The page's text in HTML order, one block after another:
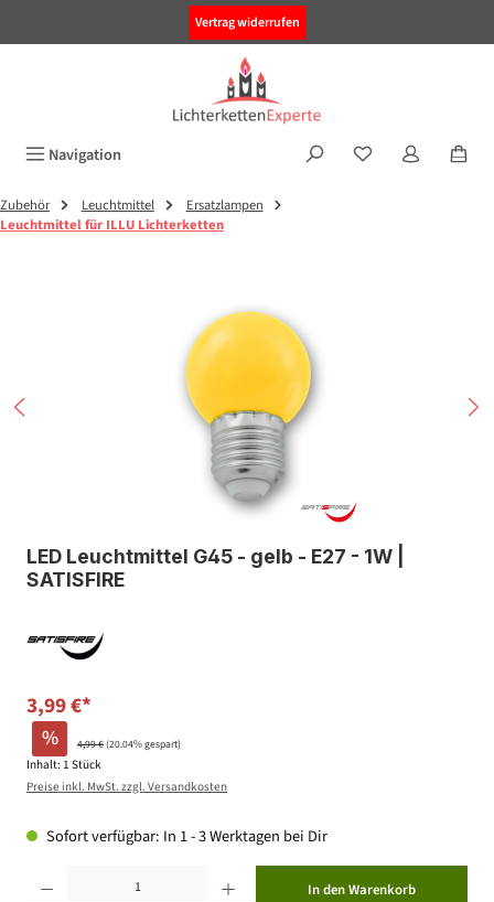
Vertrag widerrufen
Navigation
Zubehör Leuchtmittel
Ersatzlampen
Leuchtmittel für ILLU Lichterketten
LED Leuchtmittel G45 - gelb - E27 - 1W |
SATISFIRE
3,99 €*
% 4,99 €(20.04% gespart)
Inhalt: 1 Stück
Preise inkl. MwSt. zzgl. Versandkosten
Sofort verfügbar: In 1 - 3 Werktagen bei Dir
In den Warenkorb